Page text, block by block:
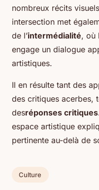
nombreux récits
intersection met
de l’intermédialité, où
engage un dialogue
artistiques.
Il en résulte tant des
des critiques acerbes,
desréponses critiques
espace artistique
pertinente au-delà de
Culture